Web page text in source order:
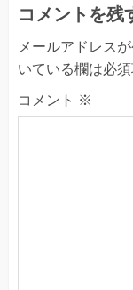
コメントを残
メールアドレス
いている欄は必
コメント ※